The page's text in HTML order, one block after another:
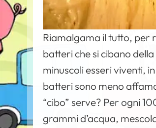
Riamalgama il tutto, per
batteri che si cibano
minuscoli esseri viventi,
batteri sono meno
“cibo” serve? Per ogni
grammi d’acqua,